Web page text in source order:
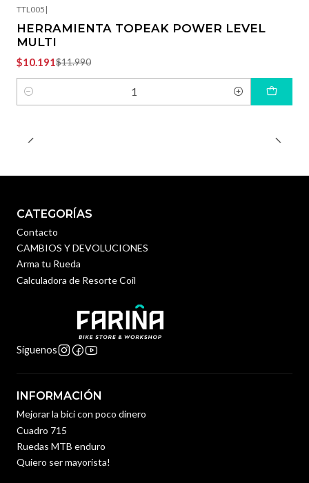
TTL005 |
HERRAMIENTA TOPEAK POWER LEVEL
MULTI
$10.191$11.990
Cantidad
CATEGORÍAS
Contacto
CAMBIOS Y DEVOLUCIONES
Arma tu Rueda
Calculadora de Resorte Coil
Síguenos
INFORMACIÓN
Mejorar la bici con poco dinero
Cuadro 715
Ruedas MTB enduro
Quiero ser mayorista!